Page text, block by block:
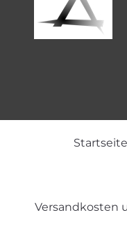
Startseite
Versandkosten